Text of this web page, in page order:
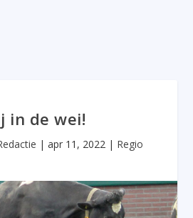
in de wei!
| apr 11, 2022| Regio